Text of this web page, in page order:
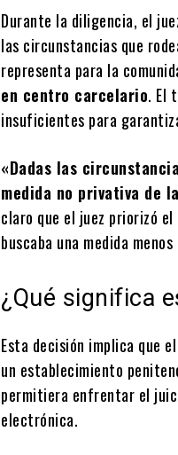
Durante la diligencia, el
las circunstancias que
representa para la
en centro carcelario. El
insuficientes para
«Dadas las
medida no privativa de
claro que el juez priorizó
buscaba una medida
¿Qué significa
Esta decisión implica que
un establecimiento
permitiera enfrentar el
electrónica.